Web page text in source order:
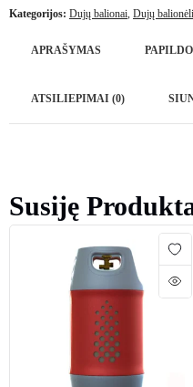
Kategorijos: Dujų balionai, Dujų
APRAŠYMAS
ATSILIEPIMAI (0)
Susiję